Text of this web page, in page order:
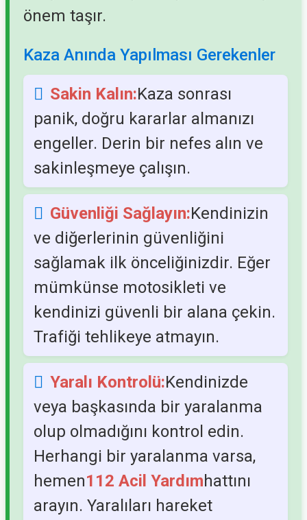
önem taşır.
Kaza Anında Yapılması Gerekenler
Sakin Kalın:Kaza sonrası
panik, doğru kararlar almanızı
engeller. Derin bir nefes alın ve
sakinleşmeye çalışın.
Güvenliği Sağlayın:Kendinizin
ve diğerlerinin güvenliğini
sağlamak ilk önceliğinizdir. Eğer
mümkünse motosikleti ve
kendinizi güvenli bir alana çekin.
Trafiği tehlikeye atmayın.
Yaralı Kontrolü:Kendinizde
veya başkasında bir yaralanma
olup olmadığını kontrol edin.
Herhangi bir yaralanma varsa,
hemen112 Acil Yardımhattını
arayın. Yaralıları hareket